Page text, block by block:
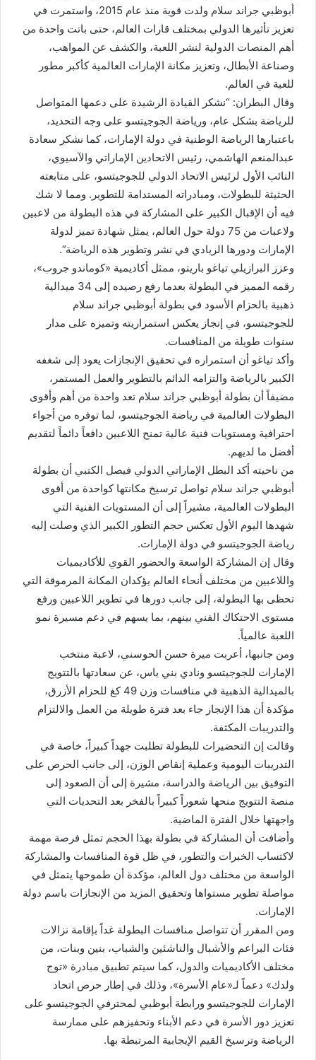
أبوظبي جراند سلام ولدت قوية منذ عام 2015، واستمرت في
تعزيز تأثيرها الدولي بمختلف قارات العالم، حتى باتت واحدة من
أهم المنصات الدولية لنشر اللعبة، والكشف عن المواهب،
وصناعة الأبطال، وتعزيز مكانة الإمارات العالمية كأكبر مطور
للعبة في العالم.
وقال البطران: “نشكر القيادة الرشيدة على دعمها المتواصل
للرياضة بشكل عام، ورياضة الجوجيتسو على وجه التحديد،
باعتبارها الرياضة الوطنية في دولة الإمارات، كما نشكر سعادة
عبدالمنعم الهاشمي، رئيس الاتحادين الإماراتي والآسيوي،
النائب الأول لرئيس الاتحاد الدولي للجوجيتسو، على متابعته
الحثيثة للبطولات، ومبادراته المستدامة للتطوير. ومما لا شك
فيه أن الإقبال الكبير على المشاركة في هذه البطولة من لاعبين
ولاعبات من 75 دولة حول العالم، يمثل شهادة تميز لدولة
الإمارات ودورها الريادي في نشر وتطوير هذه الرياضة”.
وعزز البرازيلي تياغو باريتو، ممثل أكاديمية «كوماندو جروب»،
رقمه المميز في البطولة بعدما رفع رصيده إلى 34 ميدالية
ذهبية بالحزام الأسود في بطولة أبوظبي جراند سلام
للجوجيتسو، في إنجاز يعكس استمراريته وتميزه على مدار
سنوات طويلة من المنافسات.
وأكد تياغو أن استمراره في تحقيق الإنجازات يعود إلى شغفه
الكبير بالرياضة والتزامه الدائم بالتطوير والعمل المستمر،
مضيفاً أن بطولة أبوظبي جراند سلام تعد واحدة من أهم وأقوى
البطولات العالمية في رياضة الجوجيتسو، لما توفره من أجواء
احترافية ومستويات فنية عالية تمنح اللاعبين دافعاً دائماً لتقديم
أفضل ما لديهم.
من ناحيته أكد البطل الإماراتي الدولي فيصل الكتبي أن بطولة
أبوظبي جراند سلام تواصل ترسيخ مكانتها كواحدة من أقوى
البطولات العالمية، مشيراً إلى أن المستويات الفنية التي
شهدها اليوم الأول تعكس حجم التطور الكبير الذي وصلت إليه
رياضة الجوجيتسو في دولة الإمارات.
وقال إن المشاركة الواسعة والحضور القوي للأكاديميات
واللاعبين من مختلف أنحاء العالم يؤكدان المكانة المرموقة التي
تحظى بها البطولة، إلى جانب دورها في تطوير اللاعبين ورفع
مستوى الاحتكاك الفني بينهم، بما يسهم في دعم مسيرة نمو
اللعبة عالمياً.
ومن جانبها، أعربت ميرة حسن الحوسني، لاعبة منتخب
الإمارات للجوجيتسو ونادي بني ياس، عن سعادتها بالتتويج
بالميدالية الذهبية في منافسات وزن 49 كغ للحزام الأزرق،
مؤكدة أن هذا الإنجاز جاء بعد فترة طويلة من العمل والالتزام
والتدريبات المكثفة.
وقالت إن التحضيرات للبطولة تطلبت جهداً كبيراً، خاصة في
التدريبات اليومية وعملية إنقاص الوزن، إلى جانب الحرص على
التوفيق بين الرياضة والدراسة، مشيرة إلى أن الصعود إلى
منصة التتويج منحها شعوراً كبيراً بالفخر بعد التحديات التي
واجهتها خلال الفترة الماضية.
وأضافت أن المشاركة في بطولة بهذا الحجم تمثل فرصة مهمة
لاكتساب الخبرات والتطور، في ظل قوة المنافسات والمشاركة
الواسعة من مختلف دول العالم، مؤكدة أن طموحها يتمثل في
مواصلة تطوير مستواها وتحقيق المزيد من الإنجازات باسم دولة
الإمارات.
ومن المقرر أن تتواصل منافسات البطولة غداً بإقامة نزالات
فئات البراعم والأشبال والناشئين والشباب، بنين وبنات، من
مختلف الأكاديميات والدول، كما سيتم تطبيق مبادرة «توج
ولدك» دعماً لـ«عام الأسرة»، وذلك في إطار حرص اتحاد
الإمارات للجوجيتسو ورابطة أبوظبي لمحترفي الجوجيتسو على
تعزيز دور الأسرة في دعم الأبناء وتحفيزهم على ممارسة
الرياضة وترسيخ القيم الإيجابية المرتبطة بها.